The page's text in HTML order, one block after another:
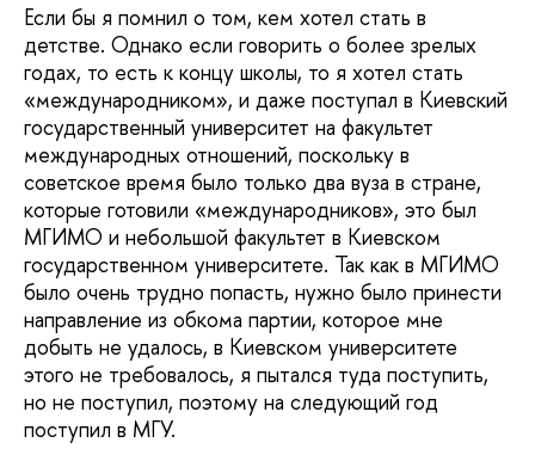
Если бы я помнил о том, кем хотел стать в
детстве. Однако если говорить о более зрелых
годах, то есть к концу школы, то я хотел стать
«международником», и даже поступал в Киевский
государственный университет на факультет
международных отношений, поскольку в
советское время было только два вуза в стране,
которые готовили «международников», это был
МГИМО и небольшой факультет в Киевском
государственном университете. Так как в МГИМО
было очень трудно попасть, нужно было принести
направление из обкома партии, которое мне
добыть не удалось, в Киевском университете
этого не требовалось, я пытался туда поступить,
но не поступил, поэтому на следующий год
поступил в МГУ.